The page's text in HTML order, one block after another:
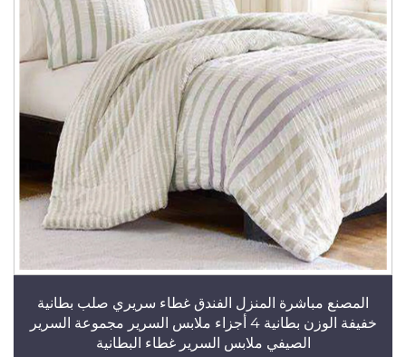
المصنع مباشرة المنزل الفندق غطاء سريري صلب بطانية
خفيفة الوزن بطانية 4 أجزاء ملابس السرير مجموعة السرير
الصيفي ملابس السرير غطاء البطانية